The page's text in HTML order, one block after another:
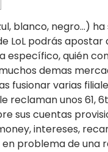
blanco, negro…)
LoL podrás
quién
demas
fusionar varias
reclaman unos 61,
sus cuentas
intereses,
problema de una